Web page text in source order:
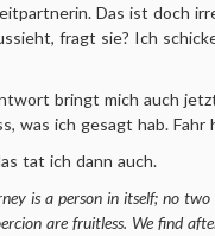
Das ist doch
fragt sie? Ich
bringt mich auch
was ich gesagt hab. Fahr
tat ich dann auch.
is a person in itself; no
are fruitless. We find